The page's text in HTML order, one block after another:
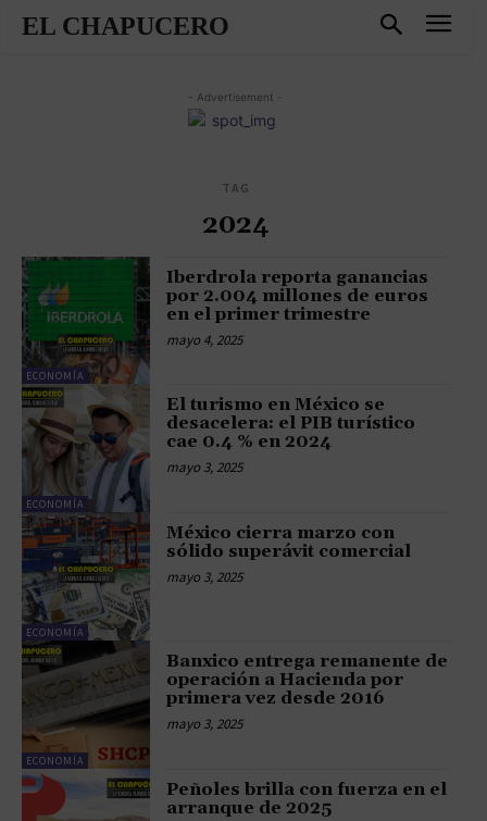
EL CHAPUCERO
- Advertisement -
TAG
2024
ECONOMÍA
Iberdrola reporta ganancias
por 2.004 millones de euros
en el primer trimestre
mayo 4, 2025
ECONOMÍA
El turismo en México se
desacelera: el PIB turístico
cae 0.4 % en 2024
mayo 3, 2025
ECONOMÍA
México cierra marzo con
sólido superávit comercial
mayo 3, 2025
ECONOMÍA
Banxico entrega remanente de
operación a Hacienda por
primera vez desde 2016
mayo 3, 2025
Peñoles brilla con fuerza en el
arranque de 2025